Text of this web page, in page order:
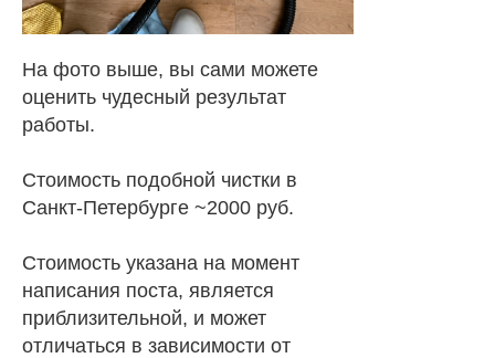
На фото выше, вы сами можете
оценить чудесный результат
работы.
Стоимость подобной чистки в
Санкт-Петербурге ~2000 руб.
Стоимость указана на момент
написания поста, является
приблизительной, и может
отличаться в зависимости от